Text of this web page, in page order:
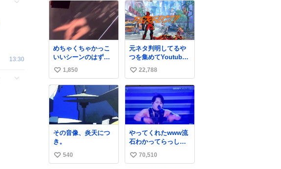
13:30
めちゃくちゃかっこ
いいシーンのはずな
んだけど、表情が猫
の威嚇みたいに見え
る。あと首の血管浮
き出てるのガチで
神。
い
い
ね
数
1,850
元ネタ判明してるや
つを集めてYoutube
に上げときました。
youtube.com/watch
?v=rCsM9A…
#MarvelTokon #マー
ベル闘魂
い
い
ね
数
22,788
その音像、炎天につ
き。
い
540
やってくれたwww流
石わかってらっしゃ
る🤣🤣🤣 #Mステ #西
川貴教
い
70,510